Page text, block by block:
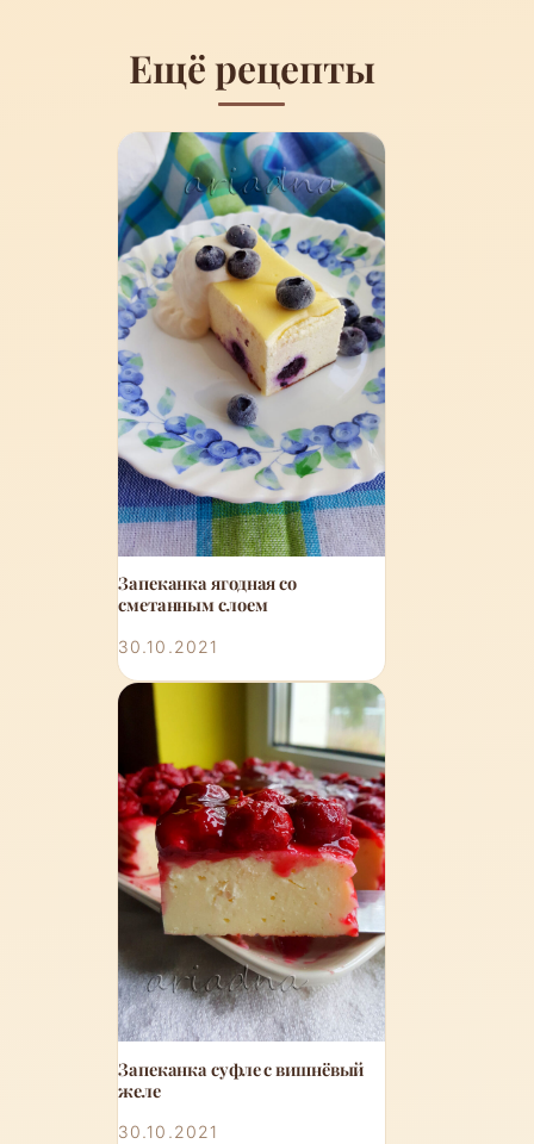
Ещё рецепты
Запеканка ягодная со
сметанным слоем
30.10.2021
Запеканка суфле с вишнёвый
желе
30.10.2021